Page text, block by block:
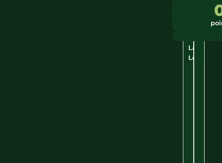
La
Loire
Angers